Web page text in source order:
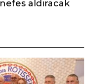
nefes aldıracak